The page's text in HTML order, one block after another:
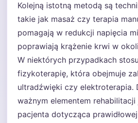
Kolejną istotną metodą są
takie jak masaż czy terapia
pomagają w redukcji napięcia
poprawiają krążenie krwi w
W niektórych przypadkach
fizykoterapię, która obejmuje
ultradźwięki czy elektroterapia.
ważnym elementem
pacjenta dotycząca